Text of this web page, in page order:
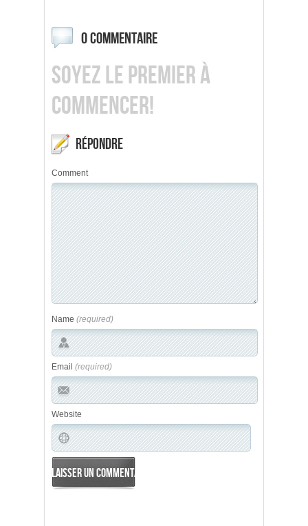
0 COMMENTAIRE
SOYEZ LE PREMIER À
COMMENCER!
RÉPONDRE
Comment
Name (required)
Email (required)
Website